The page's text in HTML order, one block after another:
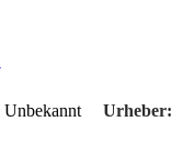
Unbekannt Urheber: